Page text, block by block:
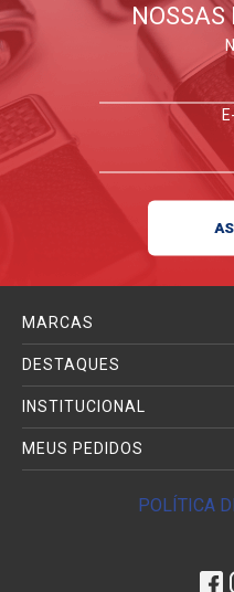
NOSSAS
MARCAS
DESTAQUES
INSTITUCIONAL
MEUS PEDIDOS
POLÍTICA